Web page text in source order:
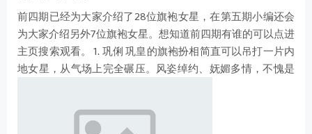
前四期已经为大家介绍了28位旗袍女星，在第五期小编还会
为大家介绍另外7位旗袍女星。想知道前四期有谁的可以点进
主页搜索观看。 1. 巩俐 巩皇的旗袍扮相简直可以吊打一片内
地女星，从气场上完全碾压。风姿绰约、妩媚多情，不愧是